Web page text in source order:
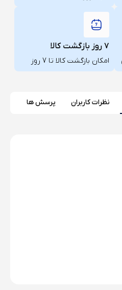
۷ روز بازگشت کالا
امکان بازگشت کالا تا 7 روز
نظرات کاربران پرسش ها